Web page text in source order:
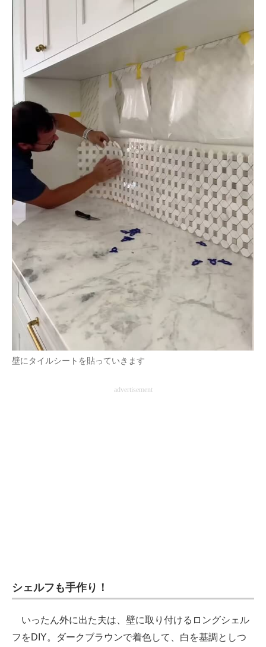
壁にタイルシートを貼っていきます
advertisement
シェルフも手作り！
いったん外に出た夫は、壁に取り付けるロングシェル
フをDIY。ダークブラウンで着色して、白を基調としつ